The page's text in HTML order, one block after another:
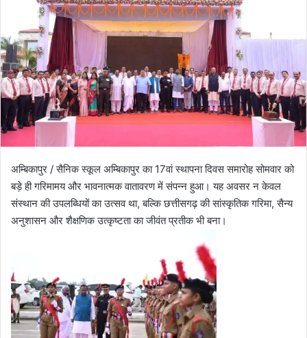
o
w
o
X
a
n
e
a
i
l
अम्बिकापुर / सैनिक स्कूल अम्बिकापुर का 17वां स्थापना दिवस समारोह सोमवार को
बड़े ही गरिमामय और भावनात्मक वातावरण में संपन्न हुआ। यह अवसर न केवल
संस्थान की उपलब्धियों का उत्सव था, बल्कि छत्तीसगढ़ की सांस्कृतिक गरिमा, सैन्य
अनुशासन और शैक्षणिक उत्कृष्टता का जीवंत प्रतीक भी बना।